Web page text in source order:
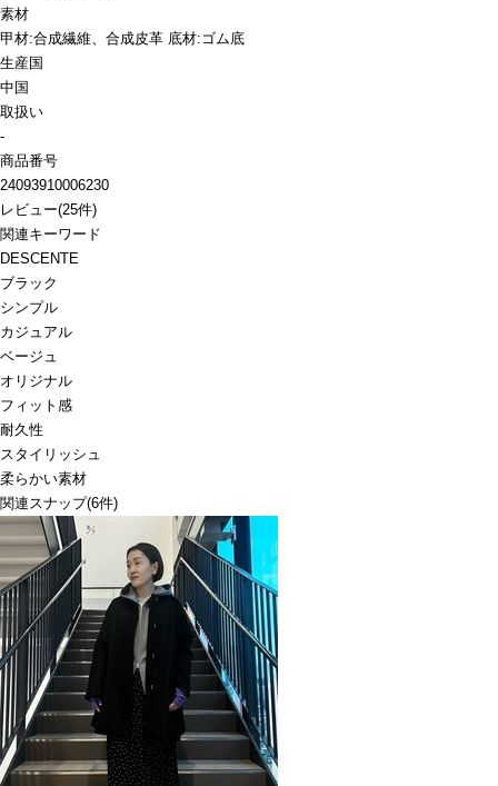
素材
甲材:合成繊維、合成皮革 底材:ゴム底
生産国
中国
取扱い
-
商品番号
24093910006230
レビュー(25件)
関連キーワード
DESCENTE
ブラック
シンプル
カジュアル
ベージュ
オリジナル
フィット感
耐久性
スタイリッシュ
柔らかい素材
関連スナップ(6件)